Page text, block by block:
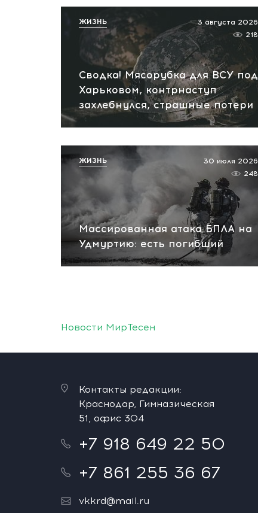
Сводка! Мясорубка для ВСУ под
Харьковом, контрнаступ
захлебнулся, страшные потери
3 августа 2026
218
ЖИЗНЬ
Массированная атака БПЛА на
Удмуртию: есть погибший
30 июля 2026
248
ЖИЗНЬ
Новости МирТесен
Контакты редакции:
Краснодар, Гимназическая
51, офис 304
+7 918 649 22 50
+7 861 255 36 67
vkkrd@mail.ru